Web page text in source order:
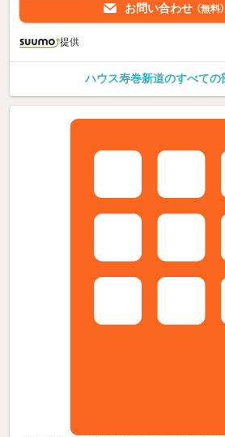
お問い合わせ （無料）
提供
ハウス寿巻新道のすべての